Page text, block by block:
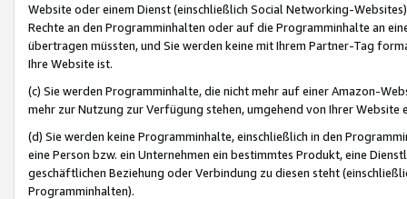
Website oder einem Dienst (einschließlich Social Networking-
Rechte an den Programminhalten oder auf die Programminhalte an
übertragen müssten, und Sie werden keine mit Ihrem Partner-Tag
Ihre Website ist.
(c) Sie werden Programminhalte, die nicht mehr auf einer Amazon-
mehr zur Nutzung zur Verfügung stehen, umgehend von Ihrer
(d) Sie werden keine Programminhalte, einschließlich in den
eine Person bzw. ein Unternehmen ein bestimmtes Produkt, eine
geschäftlichen Beziehung oder Verbindung zu diesen steht
Programminhalten).